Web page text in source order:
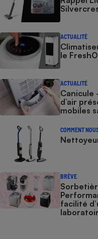
ACTUALITÉ
le
ACTUALITÉ
Canicule
d’air
mobiles
COMMENT
BRÈVE
facilité